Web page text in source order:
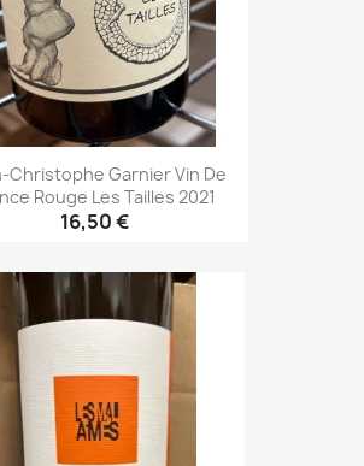
Christophe Garnier Vin De
Rouge Les Tailles 2021
16,50 €